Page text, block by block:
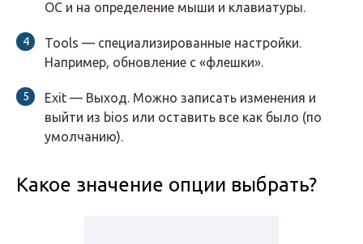
ОС и на определение мыши и клавиатуры.
Tools — специализированные настройки.
Например, обновление с «флешки».
Exit — Выход. Можно записать изменения и
выйти из bios или оставить все как было (по
умолчанию).
Какое значение опции выбрать?